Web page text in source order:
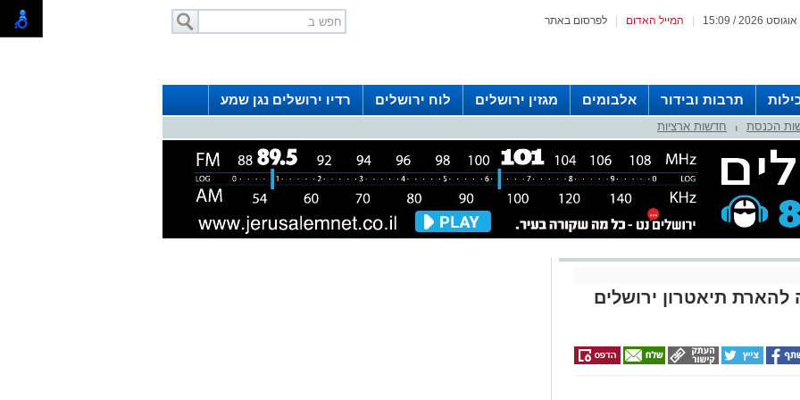
לפרסום באתר המייל האדום
תרבות ובידור אלבומים מגזין ירושלים לוח ירושלים
רדיו ירושלים נגן שמע
רדיו ירושלים
הכנסת חדשות ארציות
תיאטרון ירושלים